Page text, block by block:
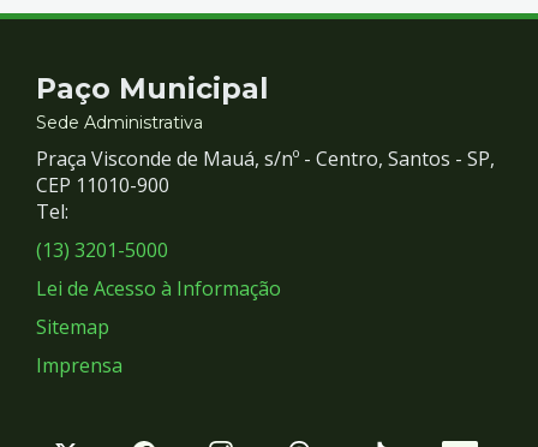
Contato
e
Redes
Sociais
Paço Municipal
Sede Administrativa
Praça Visconde de Mauá, s/nº - Centro, Santos - SP,
CEP 11010-900
Tel:
(13) 3201-5000
Lei de Acesso à Informação
Sitemap
Imprensa